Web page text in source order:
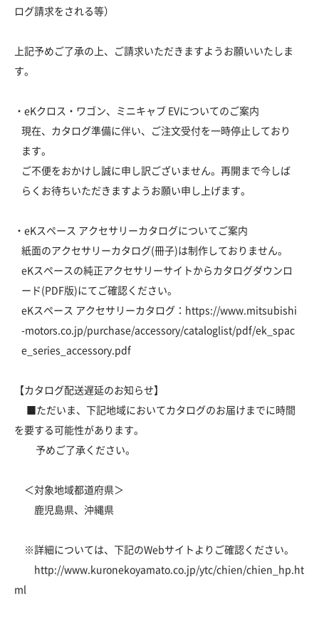
ログ請求をされる等）
上記予めご了承の上、ご請求いただきますようお願いいたしま
す。
・eKクロス・ワゴン、ミニキャブ EVについてのご案内
現在、カタログ準備に伴い、ご注文受付を一時停止しており
ます。
ご不便をおかけし誠に申し訳ございません。再開まで今しば
らくお待ちいただきますようお願い申し上げます。
・eKスペース アクセサリーカタログについてご案内
紙面のアクセサリーカタログ(冊子)は制作しておりません。
eKスペースの純正アクセサリーサイトからカタログダウンロ
ード(PDF版)にてご確認ください。
eKスペース アクセサリーカタログ： https://www.mitsubishi
-motors.co.jp/purchase/accessory/cataloglist/pdf/ek_spac
e_series_accessory.pdf
【カタログ配送遅延のお知らせ】
■ただいま、下記地域においてカタログのお届けまでに時間
を要する可能性があります。
予めご了承ください。
＜対象地域都道府県＞
鹿児島県、沖縄県
※詳細については、下記のWebサイトよりご確認ください。
http://www.kuronekoyamato.co.jp/ytc/chien/chien_hp.ht
ml